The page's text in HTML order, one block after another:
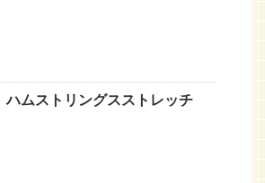
ハムストリングスストレッチ